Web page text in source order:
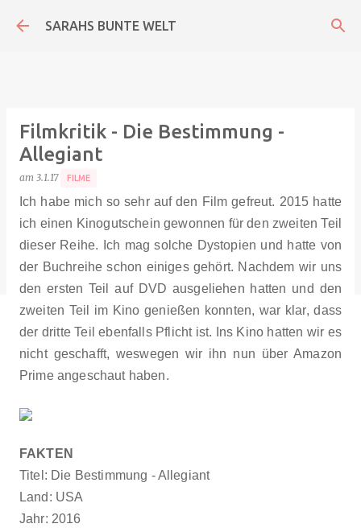
Direkt zum Hauptbereich
SARAHS BUNTE WELT
Filmkritik - Die Bestimmung -
Allegiant
am 3.1.17 FILME
Ich habe mich so sehr auf den Film gefreut. 2015 hatte
ich einen Kinogutschein gewonnen für den zweiten Teil
dieser Reihe. Ich mag solche Dystopien und hatte von
der Buchreihe schon einiges gehört. Nachdem wir uns
den ersten Teil auf DVD ausgeliehen hatten und den
zweiten Teil im Kino genießen konnten, war klar, dass
der dritte Teil ebenfalls Pflicht ist. Ins Kino hatten wir es
nicht geschafft, weswegen wir ihn nun über Amazon
Prime angeschaut haben.
FAKTEN
Titel: Die Bestimmung - Allegiant
Land: USA
Jahr: 2016